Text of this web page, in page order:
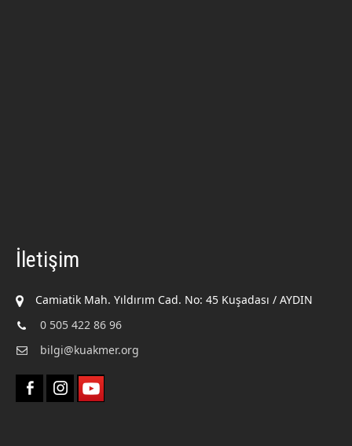
İletişim
Camiatik Mah. Yıldırım Cad. No: 45 Kuşadası / AYDIN
0 505 422 86 96
bilgi@kuakmer.org